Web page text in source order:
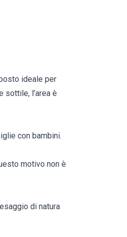
ideale per
sottile, l’area è
con bambini.
motivo non è
di natura